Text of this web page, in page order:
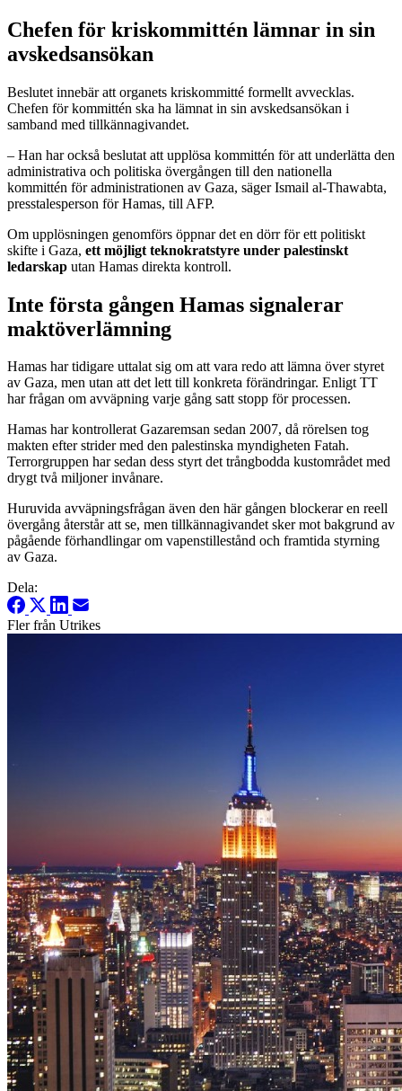
Chefen för kriskommittén lämnar in sin
avskedsansökan
Beslutet innebär att organets kriskommitté formellt avvecklas.
Chefen för kommittén ska ha lämnat in sin avskedsansökan i
samband med tillkännagivandet.
– Han har också beslutat att upplösa kommittén för att underlätta den
administrativa och politiska övergången till den nationella
kommittén för administrationen av Gaza, säger Ismail al-Thawabta,
presstalesperson för Hamas, till AFP.
Om upplösningen genomförs öppnar det en dörr för ett politiskt
skifte i Gaza, ett möjligt teknokratstyre under palestinskt
ledarskap utan Hamas direkta kontroll.
Inte första gången Hamas signalerar
maktöverlämning
Hamas har tidigare uttalat sig om att vara redo att lämna över styret
av Gaza, men utan att det lett till konkreta förändringar. Enligt TT
har frågan om avväpning varje gång satt stopp för processen.
Hamas har kontrollerat Gazaremsan sedan 2007, då rörelsen tog
makten efter strider med den palestinska myndigheten Fatah.
Terrorgruppen har sedan dess styrt det trångbodda kustområdet med
drygt två miljoner invånare.
Huruvida avväpningsfrågan även den här gången blockerar en reell
övergång återstår att se, men tillkännagivandet sker mot bakgrund av
pågående förhandlingar om vapenstillestånd och framtida styrning
av Gaza.
Dela:
Fler från Utrikes